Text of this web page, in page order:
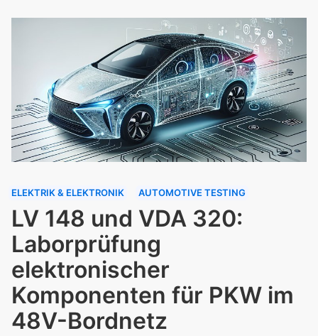
ELEKTRIK & ELEKTRONIK AUTOMOTIVE TESTING
LV 148 und VDA 320:
Laborprüfung
elektronischer
Komponenten für PKW im
48V-Bordnetz